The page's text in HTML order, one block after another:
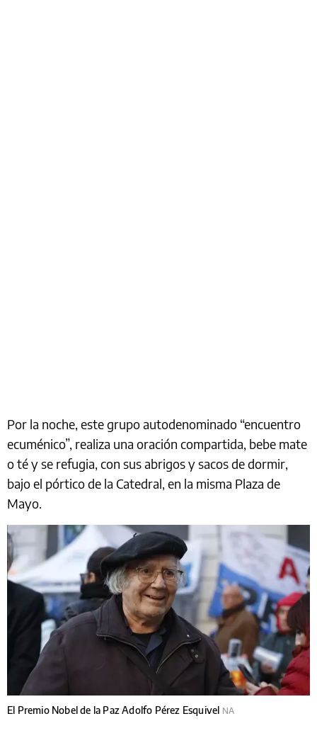
Por la noche, este grupo autodenominado “encuentro
ecuménico”, realiza una oración compartida, bebe mate
o té y se refugia, con sus abrigos y sacos de dormir,
bajo el pórtico de la Catedral, en la misma Plaza de
Mayo.
El Premio Nobel de la Paz Adolfo Pérez Esquivel NA